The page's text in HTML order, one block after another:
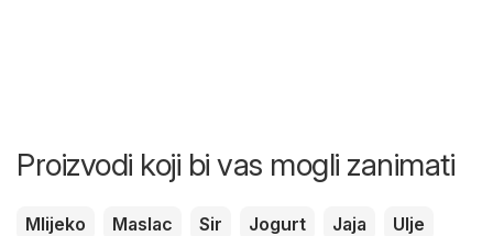
Proizvodi koji bi vas mogli zanimati
Mlijeko Maslac Sir Jogurt Jaja
Ulje